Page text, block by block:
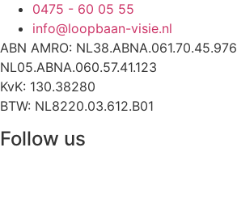
0475 - 60 05 55
info@loopbaan-visie.nl
ABN AMRO: NL38.ABNA.061.70.45.976
NL05.ABNA.060.57.41.123
KvK: 130.38280
BTW: NL8220.03.612.B01
Follow us